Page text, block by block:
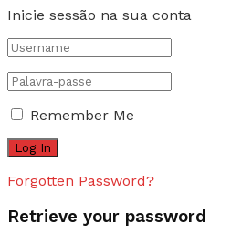
Inicie sessão na sua conta
Remember Me
Forgotten Password?
Retrieve your password